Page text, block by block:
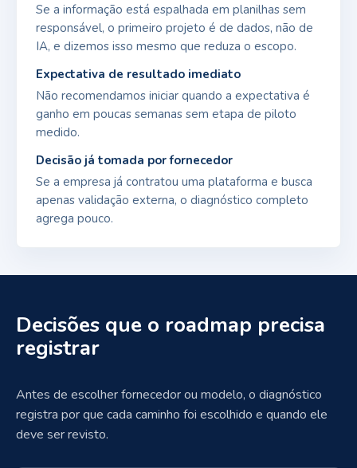
Se a informação está espalhada em planilhas sem
responsável, o primeiro projeto é de dados, não de
IA, e dizemos isso mesmo que reduza o escopo.
Expectativa de resultado imediato
Não recomendamos iniciar quando a expectativa é
ganho em poucas semanas sem etapa de piloto
medido.
Decisão já tomada por fornecedor
Se a empresa já contratou uma plataforma e busca
apenas validação externa, o diagnóstico completo
agrega pouco.
Decisões que o roadmap precisa
registrar
Antes de escolher fornecedor ou modelo, o diagnóstico
registra por que cada caminho foi escolhido e quando ele
deve ser revisto.